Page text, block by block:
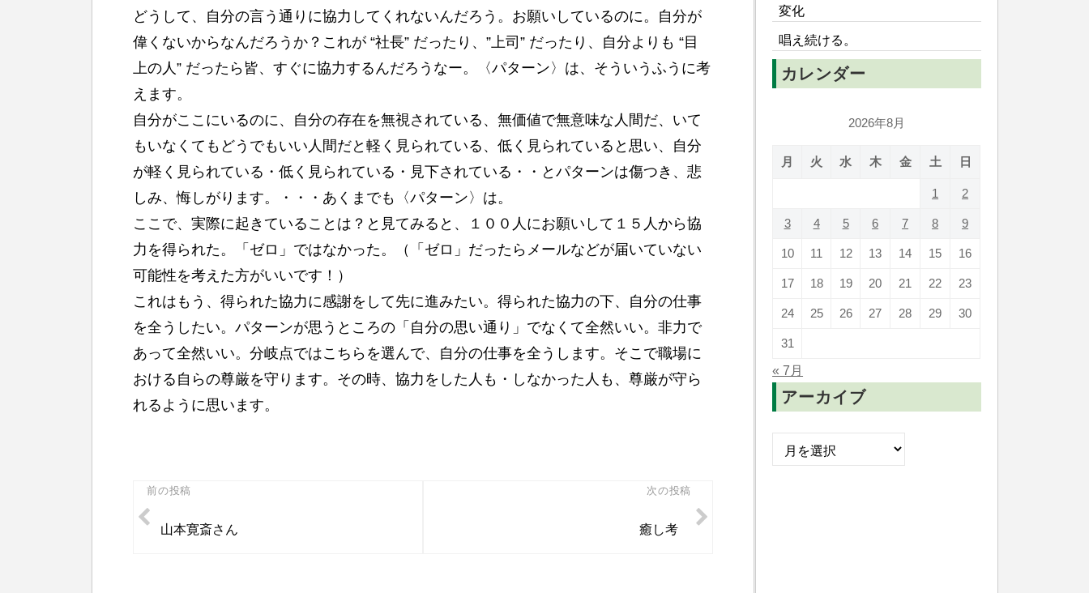
どうして、自分の言う通りに協力してくれないんだろう。お願いしているのに。自分が
偉くないからなんだろうか？これが “社長” だったり、”上司” だったり、自分よりも “目
上の人” だったら皆、すぐに協力するんだろうなー。〈パターン〉は、そういうふうに考
えます。
自分がここにいるのに、自分の存在を無視されている、無価値で無意味な人間だ、いて
もいなくてもどうでもいい人間だと軽く見られている、低く見られていると思い、自分
が軽く見られている・低く見られている・見下されている・・とパターンは傷つき、悲
しみ、悔しがります。・・・あくまでも〈パターン〉は。
ここで、実際に起きていることは？と見てみると、１００人にお願いして１５人から協
力を得られた。「ゼロ」ではなかった。（「ゼロ」だったらメールなどが届いていない
可能性を考えた方がいいです！）
これはもう、得られた協力に感謝をして先に進みたい。得られた協力の下、自分の仕事
を全うしたい。パターンが思うところの「自分の思い通り」でなくて全然いい。非力で
あって全然いい。分岐点ではこちらを選んで、自分の仕事を全うします。そこで職場に
おける自らの尊厳を守ります。その時、協力をした人も・しなかった人も、尊厳が守ら
れるように思います。
投
稿
前の投稿
山本寛斎さん
次の投稿
癒し考
変化
唱え続ける。
カレンダー
2026年8月
月 火 水 木 金 土 日
1 2
3 4 5 6 7 8 9
10 11 12 13 14 15 16
17 18 19 20 21 22 23
24 25 26 27 28 29 30
31
« 7月
アーカイブ
ー